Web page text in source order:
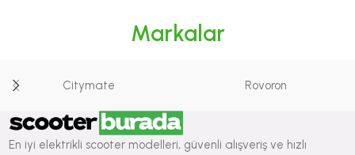
Markalar
Citymate Rovoron
En iyi elektrikli scooter modelleri, güvenli alışveriş ve hızlı